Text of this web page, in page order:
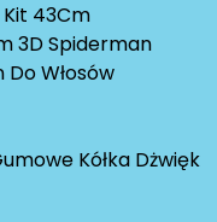
43Cm
3D Spiderman
Włosów
Kółka Dżwięk